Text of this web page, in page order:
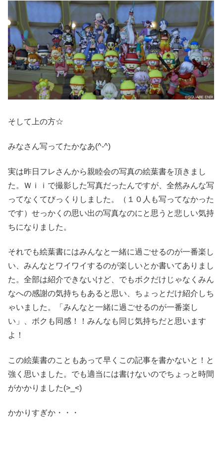
そして上の方☆
みなさん写ってたかなあ(^-^)
実は昨日フレさんから親睦会の写真の絵葉書を頂きまし
た。Ｗｉｉで撮影した写真だったんですが、全然みんな写
ってなくてびっくりしました。（１０人も写ってなかった
です）せっかくの思い出の写真なのにと思うと悲しい気持
ちになりました。
それでも絵葉書にはみんなと一緒に過ごせるのが一番楽し
い、みんなとワイワイするのが楽しいとか書いてありまし
た。全部は紹介できないけど、でもボクだけじゃなくみん
なへの感謝の気持ちもあると思い、ちょっとだけ紹介しち
ゃいました。「みんなと一緒に過ごせるのが一番楽し
い」、ボクも同感！！みんなも同じ気持ちだと思います
よ！
この絵葉書のこともあって早くこの記事を書かないと！と
強く思いました。でも適当には書けないのでちょっと時間
がかかりました(>_<)
かかりすぎか・・・